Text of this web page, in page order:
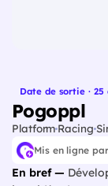
Date de sortie · 25
Pogoppl
Platform Racing
Mis en ligne par
En bref —